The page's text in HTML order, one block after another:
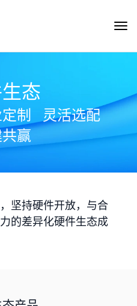
态
制
灵活选配
赢
坚持硬件开放，与合
的差异化硬件生态成